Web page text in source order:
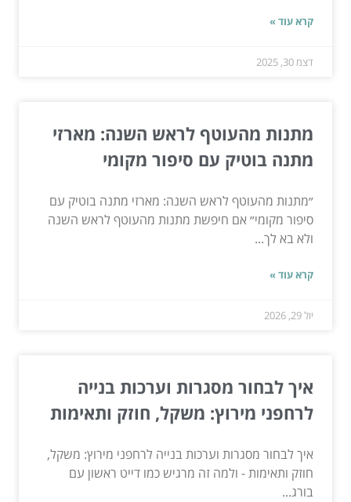
קרא עוד »
דצמ 30, 2025
מתנות מהעוטף לראש השנה: מארזי
מתנה בוטיק עם סיפור מקומי
״מתנות מהעוטף לראש השנה: מארזי מתנה בוטיק עם
סיפור מקומי״ אם חיפשת מתנות מהעוטף לראש השנה
ולא בא לך...
קרא עוד »
יול 29, 2026
איך לבחור מסגרות וערכות בנייה
לרחפני מירוץ: משקל, חוזק ותאימות
איך לבחור מסגרות וערכות בנייה לרחפני מירוץ: משקל,
חוזק ותאימות - ולמה זה מרגיש כמו דייט ראשון עם
בורג...